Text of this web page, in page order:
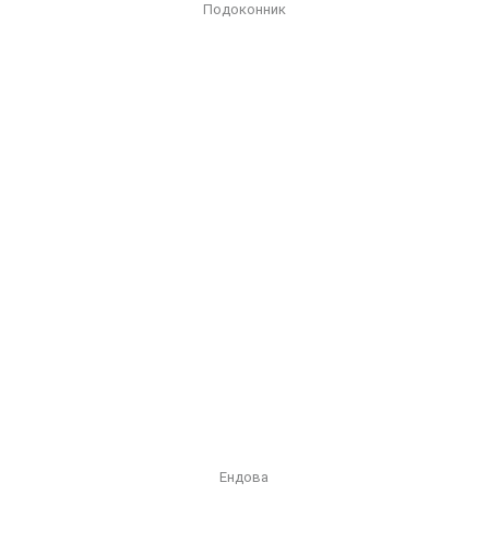
Подоконник
Ендова